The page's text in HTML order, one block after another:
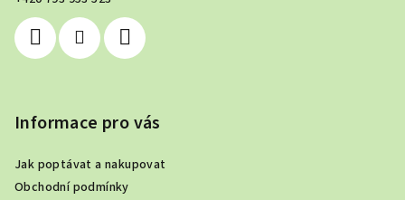
Informace pro vás
Jak poptávat a nakupovat
Obchodní podmínky